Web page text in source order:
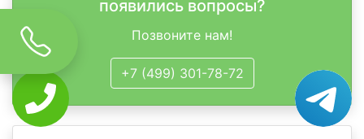
появились вопросы?
Позвоните нам!
+7 (499) 301-78-72